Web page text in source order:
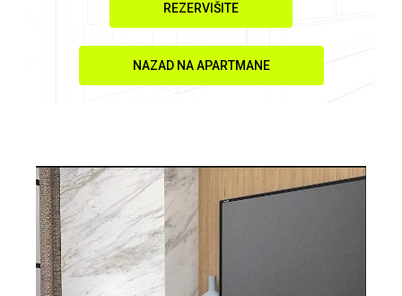
REZERVIŠITE
NAZAD NA APARTMANE